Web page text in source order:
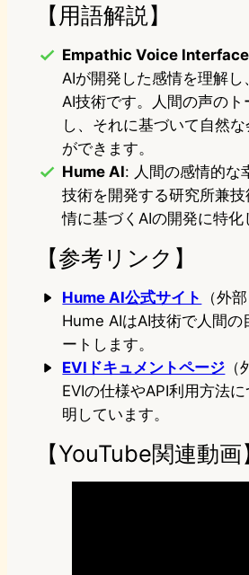
【用語解説】
Empathic Voice Interface
AIが開発した感情を理解
AI技術です。人間の声の
し、それに基づいて自然
ができます。
Hume AI: 人間の感情的な
技術を開発する研究所兼
情に基づくAIの開発に特化
【参考リンク】
Hume AI公式サイト
（外部
Hume AIはAI技術で人間の
ートします。
EVIドキュメントページ （
EVIの仕様やAPI利用方法
明しています。
【YouTube関連動画